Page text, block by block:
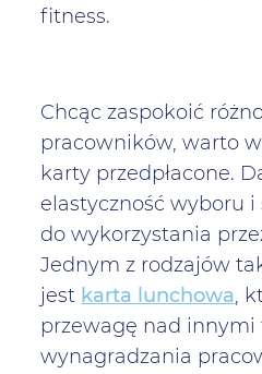
fitness.
Chcąc zaspokoić
pracowników, warto
karty przedpłacone.
elastyczność wyboru i
do wykorzystania
Jednym z rodzajów
jest karta lunchowa,
przewagę nad innymi
wynagradzania